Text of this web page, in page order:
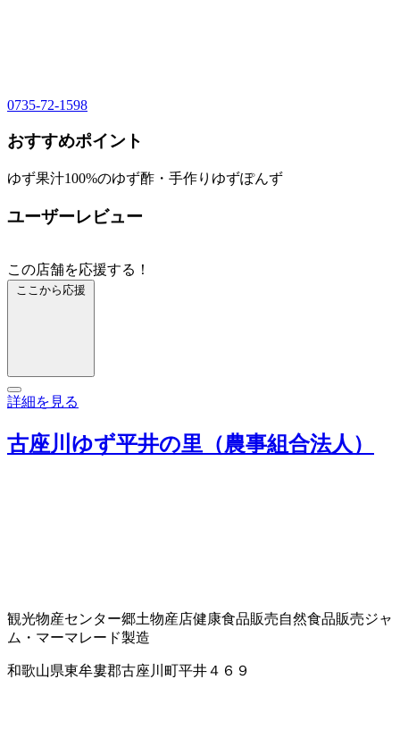
0735-72-1598
おすすめポイント
ゆず果汁100%のゆず酢・手作りゆずぽんず
ユーザーレビュー
この店舗を応援する！
ここから応援
詳細を見る
古座川ゆず平井の里（農事組合法人）
観光物産センター郷土物産店健康食品販売自然食品販売ジャ
ム・マーマレード製造
和歌山県東牟婁郡古座川町平井４６９